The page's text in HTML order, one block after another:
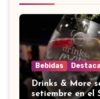
Bebidas
Drinks & More
setiembre en el